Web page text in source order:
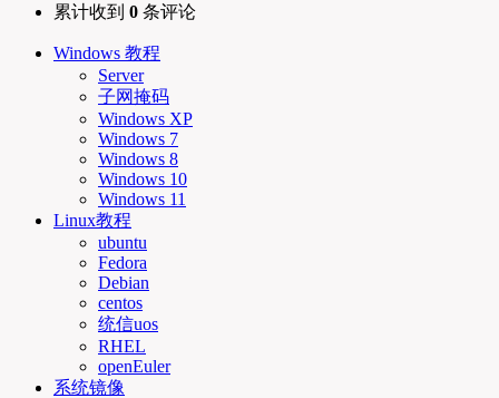
累计收到 0 条评论
Windows 教程
Server
子网掩码
Windows XP
Windows 7
Windows 8
Windows 10
Windows 11
Linux教程
ubuntu
Fedora
Debian
centos
统信uos
RHEL
openEuler
系统镜像